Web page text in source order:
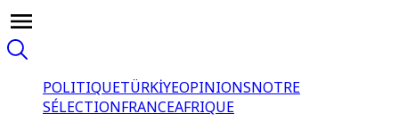
POLITIQUETÜRKİYEOPINIONSNOTRE
SÉLECTIONFRANCEAFRIQUE